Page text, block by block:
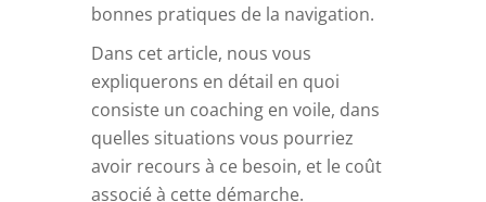
bonnes pratiques de la navigation.
Dans cet article, nous vous
expliquerons en détail en quoi
consiste un coaching en voile, dans
quelles situations vous pourriez
avoir recours à ce besoin, et le coût
associé à cette démarche.